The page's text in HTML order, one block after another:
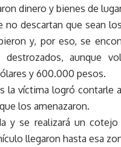
dinero y bienes de
descartan que sean
y, por eso, se
aunque
y 600.000 pesos.
la víctima logró contarle
los amenazaron.
y se realizará un
llegaron hasta esa